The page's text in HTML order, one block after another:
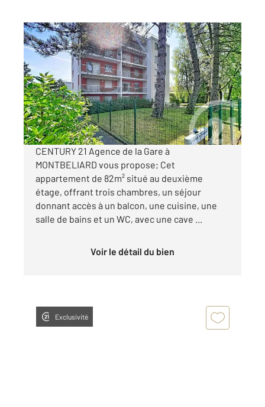
MONTBELIARD 25
80,69 m2, 4 pièces
Ref : 30446
Appartement F4 à vendre
99 000 €
Visiter le site dédié
CENTURY 21 Agence de la Gare à
MONTBELIARD vous propose; Cet
appartement de 82m² situé au deuxième
étage, offrant trois chambres, un séjour
donnant accès à un balcon, une cuisine, une
salle de bains et un WC, avec une cave ...
Voir le détail du bien
Exclusivité